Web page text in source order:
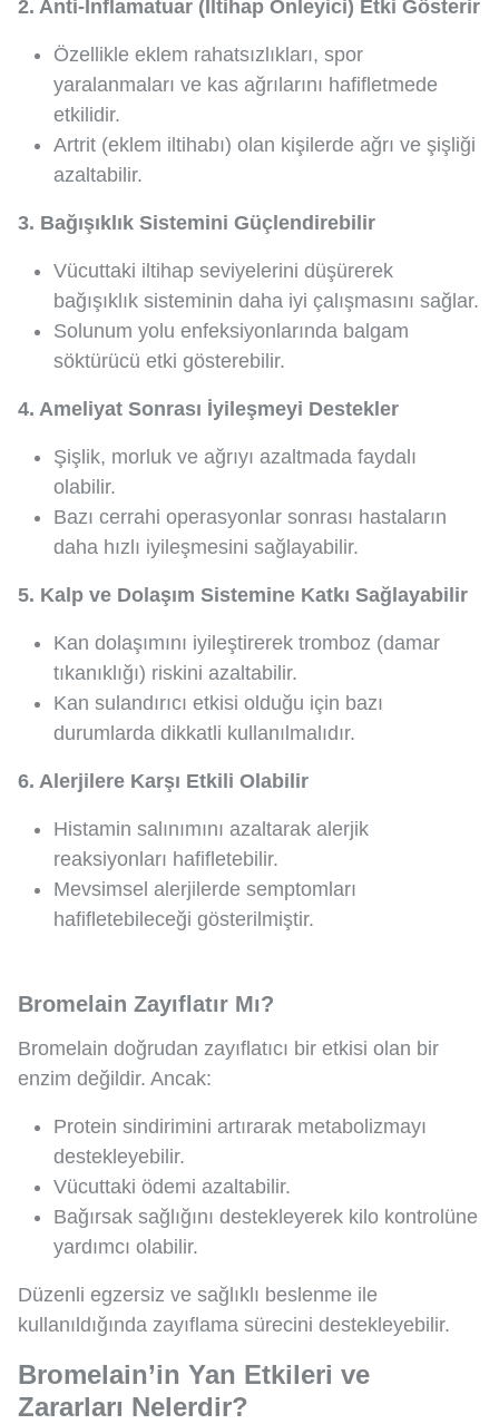
2. Anti-İnflamatuar (İltihap Önleyici) Etki Gösterir
Özellikle eklem rahatsızlıkları, spor
yaralanmaları ve kas ağrılarını hafifletmede
etkilidir.
Artrit (eklem iltihabı) olan kişilerde ağrı ve şişliği
azaltabilir.
3. Bağışıklık Sistemini Güçlendirebilir
Vücuttaki iltihap seviyelerini düşürerek
bağışıklık sisteminin daha iyi çalışmasını sağlar.
Solunum yolu enfeksiyonlarında balgam
söktürücü etki gösterebilir.
4. Ameliyat Sonrası İyileşmeyi Destekler
Şişlik, morluk ve ağrıyı azaltmada faydalı
olabilir.
Bazı cerrahi operasyonlar sonrası hastaların
daha hızlı iyileşmesini sağlayabilir.
5. Kalp ve Dolaşım Sistemine Katkı Sağlayabilir
Kan dolaşımını iyileştirerek tromboz (damar
tıkanıklığı) riskini azaltabilir.
Kan sulandırıcı etkisi olduğu için bazı
durumlarda dikkatli kullanılmalıdır.
6. Alerjilere Karşı Etkili Olabilir
Histamin salınımını azaltarak alerjik
reaksiyonları hafifletebilir.
Mevsimsel alerjilerde semptomları
hafifletebileceği gösterilmiştir.
Bromelain Zayıflatır Mı?
Bromelain doğrudan zayıflatıcı bir etkisi olan bir
enzim değildir. Ancak:
Protein sindirimini artırarak metabolizmayı
destekleyebilir.
Vücuttaki ödemi azaltabilir.
Bağırsak sağlığını destekleyerek kilo kontrolüne
yardımcı olabilir.
Düzenli egzersiz ve sağlıklı beslenme ile
kullanıldığında zayıflama sürecini destekleyebilir.
Bromelain’in Yan Etkileri ve
Zararları Nelerdir?